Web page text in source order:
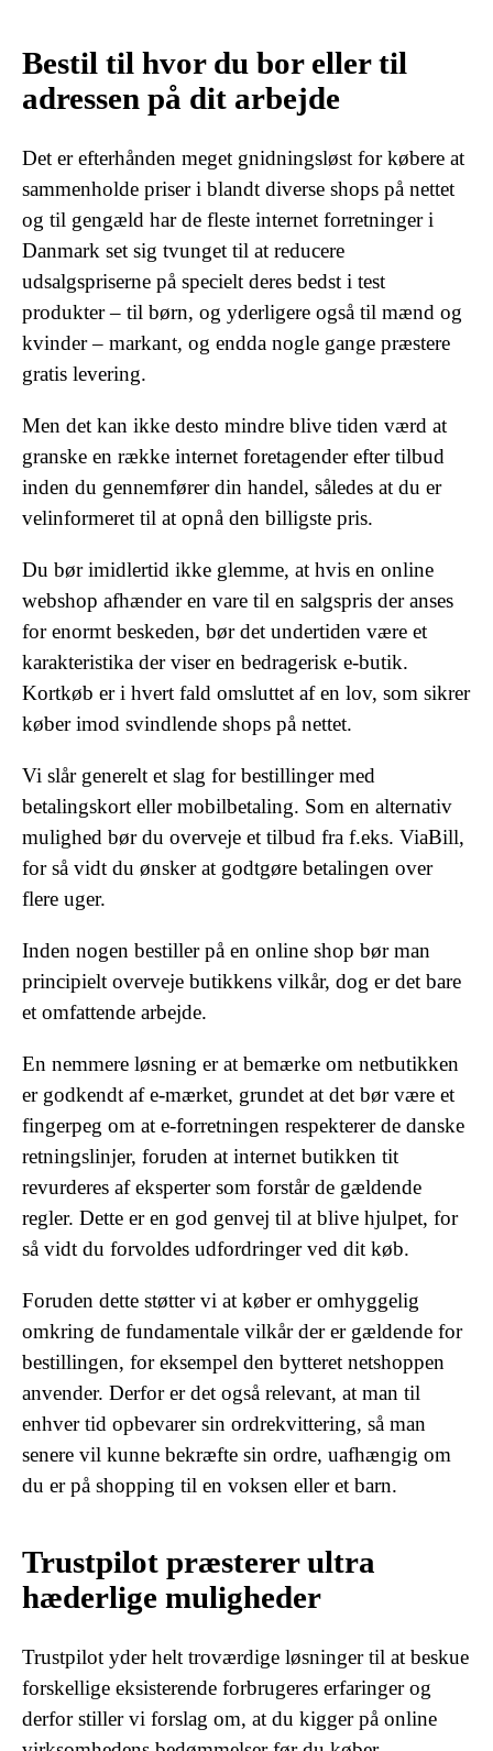
Bestil til hvor du bor eller til
adressen på dit arbejde
Det er efterhånden meget gnidningsløst for købere at
sammenholde priser i blandt diverse shops på nettet
og til gengæld har de fleste internet forretninger i
Danmark set sig tvunget til at reducere
udsalgspriserne på specielt deres bedst i test
produkter – til børn, og yderligere også til mænd og
kvinder – markant, og endda nogle gange præstere
gratis levering.
Men det kan ikke desto mindre blive tiden værd at
granske en række internet foretagender efter tilbud
inden du gennemfører din handel, således at du er
velinformeret til at opnå den billigste pris.
Du bør imidlertid ikke glemme, at hvis en online
webshop afhænder en vare til en salgspris der anses
for enormt beskeden, bør det undertiden være et
karakteristika der viser en bedragerisk e-butik.
Kortkøb er i hvert fald omsluttet af en lov, som sikrer
køber imod svindlende shops på nettet.
Vi slår generelt et slag for bestillinger med
betalingskort eller mobilbetaling. Som en alternativ
mulighed bør du overveje et tilbud fra f.eks. ViaBill,
for så vidt du ønsker at godtgøre betalingen over
flere uger.
Inden nogen bestiller på en online shop bør man
principielt overveje butikkens vilkår, dog er det bare
et omfattende arbejde.
En nemmere løsning er at bemærke om netbutikken
er godkendt af e-mærket, grundet at det bør være et
fingerpeg om at e-forretningen respekterer de danske
retningslinjer, foruden at internet butikken tit
revurderes af eksperter som forstår de gældende
regler. Dette er en god genvej til at blive hjulpet, for
så vidt du forvoldes udfordringer ved dit køb.
Foruden dette støtter vi at køber er omhyggelig
omkring de fundamentale vilkår der er gældende for
bestillingen, for eksempel den bytteret netshoppen
anvender. Derfor er det også relevant, at man til
enhver tid opbevarer sin ordrekvittering, så man
senere vil kunne bekræfte sin ordre, uafhængig om
du er på shopping til en voksen eller et barn.
Trustpilot præsterer ultra
hæderlige muligheder
Trustpilot yder helt troværdige løsninger til at beskue
forskellige eksisterende forbrugeres erfaringer og
derfor stiller vi forslag om, at du kigger på online